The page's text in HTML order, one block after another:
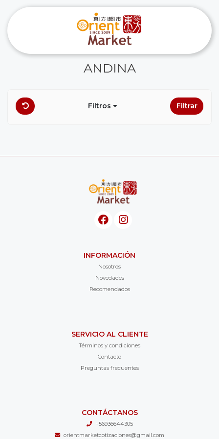
ANDINA
Filtros Filtrar
INFORMACIÓN
Nosotros
Novedades
Recomendados
SERVICIO AL CLIENTE
Términos y condiciones
Contacto
Preguntas frecuentes
CONTÁCTANOS
+56936644305
orientmarketcotizaciones@gmail.com